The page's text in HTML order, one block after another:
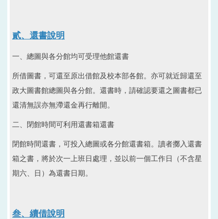
貳、還書說明
一、總圖與各分館均可受理他館還書
所借圖書，可還至原出借館及校本部各館。亦可就近歸還至
政大圖書館總圖與各分館。還書時，請確認要還之圖書都已
還清無誤亦無滯還金再行離開。
二、閉館時間可利用還書箱還書
閉館時間還書，可投入總圖或各分館還書箱。讀者擲入還書
箱之書，將於次一上班日處理，並以前一個工作日（不含星
期六、日）為還書日期。
叁、續借說明